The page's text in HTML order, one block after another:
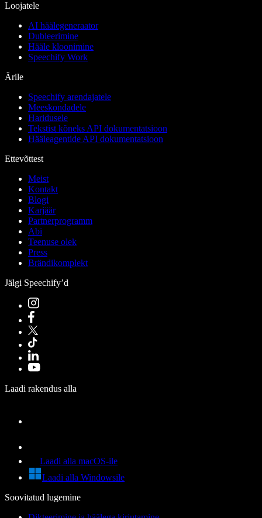
Loojatele
AI häälegeneraator
Dubleerimine
Hääle kloonimine
Speechify Work
Ärile
Speechify arendajatele
Meeskondadele
Haridusele
Tekstist kõneks API dokumentatsioon
Hääleagentide API dokumentatsioon
Ettevõttest
Meist
Kontakt
Blogi
Karjäär
Partnerprogramm
Abi
Teenuse olek
Press
Brändikomplekt
Jälgi Speechify’d
Laadi rakendus alla
Laadi alla macOS-ile
Laadi alla Windowsile
Soovitatud lugemine